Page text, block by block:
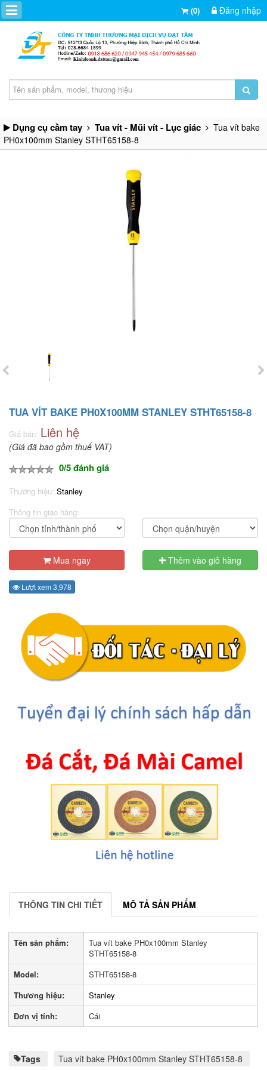
(0) Đăng nhập
Dụng cụ cầm tay Tua vít - Mũi vít - Lục giác
Tua vít bake
PH0x100mm Stanley STHT65158-8
TUA VÍT BAKE PH0X100MM STANLEY STHT65158-8
Giá bán: Liên hệ
(Giá đã bao gồm thuế VAT)
0/5 đánh giá
Thương hiệu: Stanley
Thông tin giao hàng:
Mua ngay Thêm vào giỏ hàng
Lượt xem 3,978
THÔNG TIN CHI TIẾT MÔ TẢ SẢN PHẨM
Tên sản phẩm:
Tua vít bake PH0x100mm Stanley
STHT65158-8
Model:
STHT65158-8
Thương hiệu:
Stanley
Đơn vị tính:
Cái
Tags Tua vít bake PH0x100mm Stanley STHT65158-8